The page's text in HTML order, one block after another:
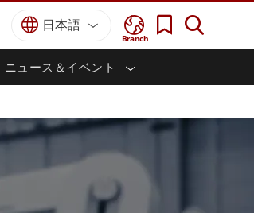
Branch
日本語
ニュース＆イベント
ートパソコン
レット
レット
イ / NVIS ディスプレイ
ェントロボットシス
プライアンス